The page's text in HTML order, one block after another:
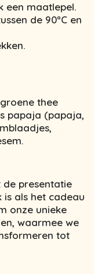
een maatlepel.
de 90ºC en
thee
papaja (papaja,
de presentatie
als het cadeau
onze unieke
waarmee we
tot